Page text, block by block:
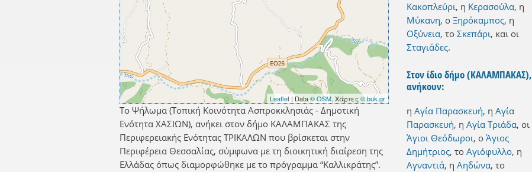
Leaflet | Data© OSM, Χάρτες © buk.gr
Το Ψήλωμα (Τοπική Κοινότητα Ασπροκκλησιάς - Δημοτική
Ενότητα ΧΑΣΙΩΝ), ανήκει στον δήμο ΚΑΛΑΜΠΑΚΑΣ της
Περιφερειακής Ενότητας ΤΡΙΚΑΛΩΝ που βρίσκεται στην
Περιφέρεια Θεσσαλίας, σύμφωνα με τη διοικητική διαίρεση της
Ελλάδας όπως διαμορφώθηκε με το πρόγραμμα “Καλλικράτης”.
Κακοπλεύρι, η Κερασούλα, η
Μύκανη, ο Ξηρόκαμπος, η
Οξύνεια, το Σκεπάρι, και οι
Σταγιάδες.
Στον ίδιο δήμο (ΚΑΛΑΜΠΑΚΑΣ),
ανήκουν:
η Αγία Παρασκευή, η Αγία
Παρασκευή, η Αγία Τριάδα, οι
Άγιοι Θεόδωροι, ο Άγιος
Δημήτριος, το Αγιόφυλλο, η
Αγναντιά, η Αηδώνα, το